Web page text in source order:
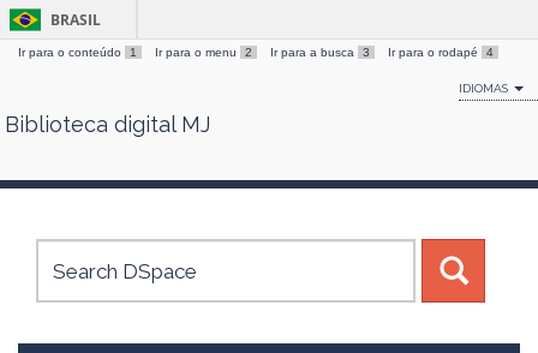
Skip
BRASIL
Ir para o conteúdo 1 Ir para o menu 2 Ir para a busca 3 Ir para o rodapé 4
IDIOMAS
Biblioteca digital MJ